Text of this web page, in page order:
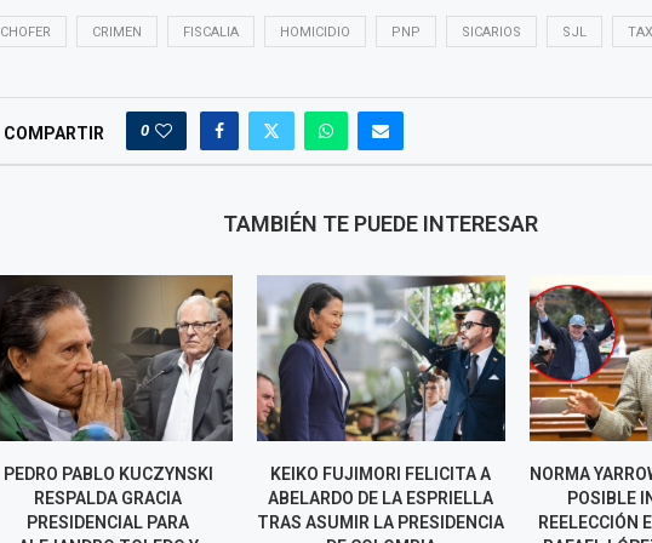
CHOFER CRIMEN FISCALIA HOMICIDIO PNP SICARIOS SJL
COMPARTIR 0
TAMBIÉN TE PUEDE INTERESAR
PEDRO PABLO KUCZYNSKI
RESPALDA GRACIA
PRESIDENCIAL PARA
KEIKO FUJIMORI FELICITA A
ABELARDO DE LA ESPRIELLA
TRAS ASUMIR LA PRESIDENCIA
NORMA
POSIBLE
REELECCIÓN